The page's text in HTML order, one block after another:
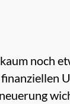
noch